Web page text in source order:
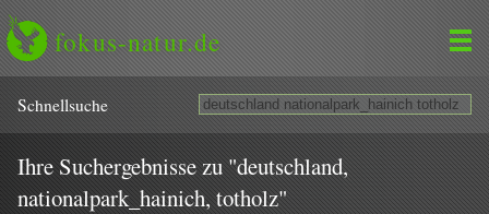
fokus-natur.de
Schnell­suche
Ihre Suchergebnisse zu "deutschland,
nationalpark_hainich, totholz"